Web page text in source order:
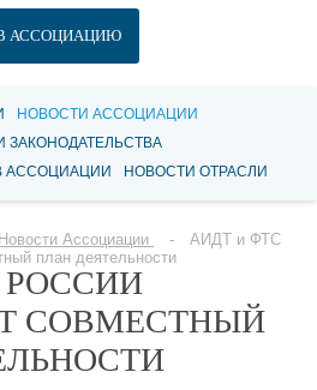
АССОЦИАЦИЮ
НОВОСТИ АССОЦИАЦИИ
ЗАКОНОДАТЕЛЬСТВА
АССОЦИАЦИИ
НОВОСТИ ОТРАСЛИ
Новости Ассоциации
АИДТ и ФТС
план деятельности
РОССИИ
СОВМЕСТНЫЙ